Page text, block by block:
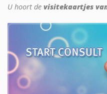
U hoort de visitekaartjes